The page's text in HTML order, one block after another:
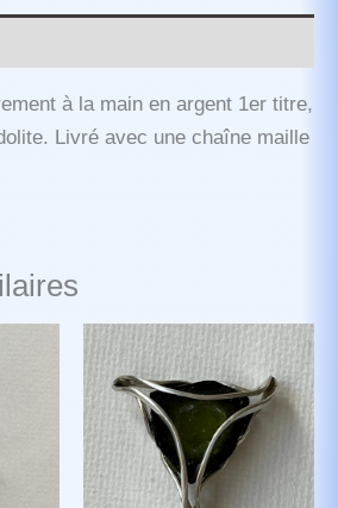
à la main en argent 1er titre,
Livré avec une chaîne maille